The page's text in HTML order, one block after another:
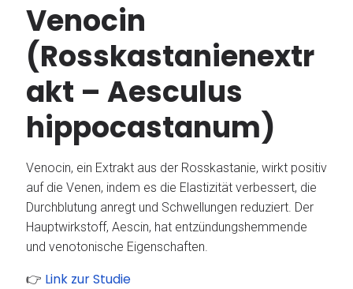
Venocin
(Rosskastanienextr
akt – Aesculus
hippocastanum)
Venocin, ein Extrakt aus der Rosskastanie, wirkt positiv
auf die Venen, indem es die Elastizität verbessert, die
Durchblutung anregt und Schwellungen reduziert. Der
Hauptwirkstoff, Aescin, hat entzündungshemmende
und venotonische Eigenschaften.
👉 Link zur Studie